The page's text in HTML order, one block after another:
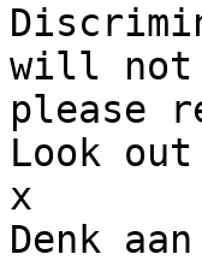
will not
please
Look
x
Denk